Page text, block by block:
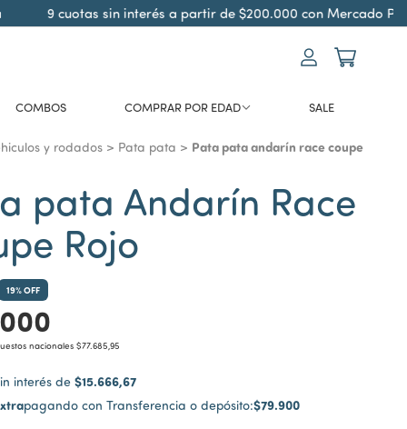
9 cuotas sin interés a partir de $200.000 con Mercado Pago
COMBOS COMPRAR POR EDAD SALE
y rodados > Pata pata > Pata pata andarín race coupe
pata Andarín Race
Rojo
19% OFF
nacionales $77.685,95
interés de $15.666,67
pagando con Transferencia o depósito:$79.900